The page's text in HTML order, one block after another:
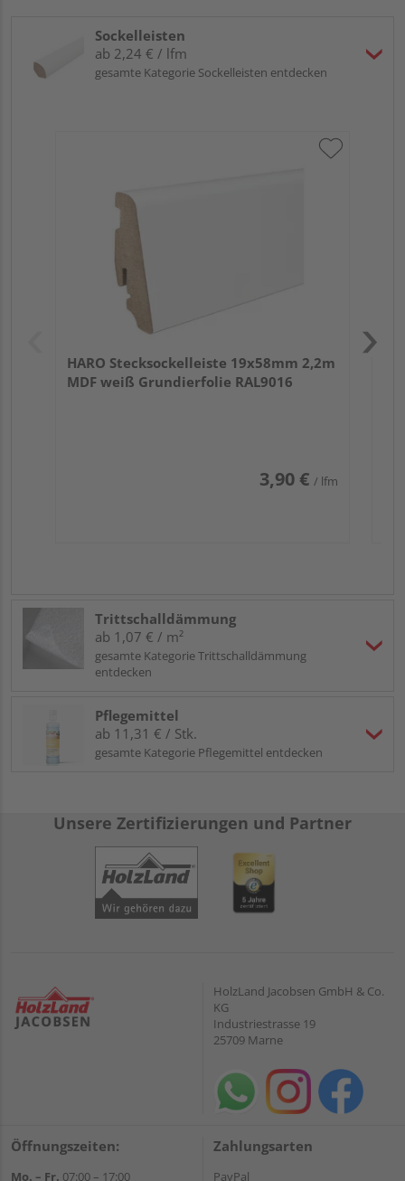
Sockelleisten
ab 2,24 € / lfm
gesamte Kategorie Sockelleisten entdecken
HARO Stecksockelleiste 19x58mm 2,2m
MDF weiß Grundierfolie RAL9016
3,90 € / lfm
Trittschalldämmung
ab 1,07 € / m²
gesamte Kategorie Trittschalldämmung
entdecken
Pflegemittel
ab 11,31 € / Stk.
gesamte Kategorie Pflegemittel entdecken
Unsere Zertifizierungen und Partner
HolzLand Jacobsen GmbH & Co.
KG
Industriestrasse 19
25709 Marne
Öffnungszeiten:
Mo. – Fr. 07:00 – 17:00
Zahlungsarten
PayPal